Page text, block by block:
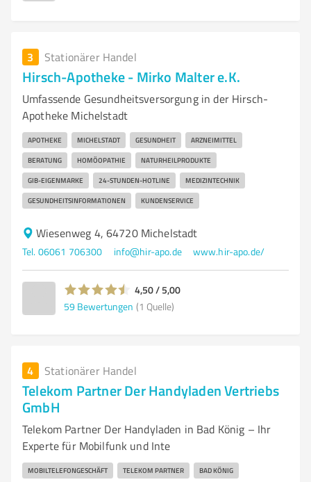
3 Stationärer Handel
Hirsch-Apotheke - Mirko Malter e.K.
Umfassende Gesundheitsversorgung in der Hirsch-
Apotheke Michelstadt
APOTHEKE MICHELSTADT GESUNDHEIT ARZNEIMITTEL
BERATUNG HOMÖOPATHIE NATURHEILPRODUKTE
GIB-EIGENMARKE 24-STUNDEN-HOTLINE MEDIZINTECHNIK
GESUNDHEITSINFORMATIONEN KUNDENSERVICE
Wiesenweg 4, 64720 Michelstadt
Tel. 06061 706300 info@hir-apo.de www.hir-apo.de/
4,50 / 5,00
59 Bewertungen (1 Quelle)
4 Stationärer Handel
Telekom Partner Der Handyladen Vertriebs
GmbH
Telekom Partner Der Handyladen in Bad König – Ihr
Experte für Mobilfunk und Inte
MOBILTELEFONGESCHÄFT TELEKOM PARTNER BAD KÖNIG